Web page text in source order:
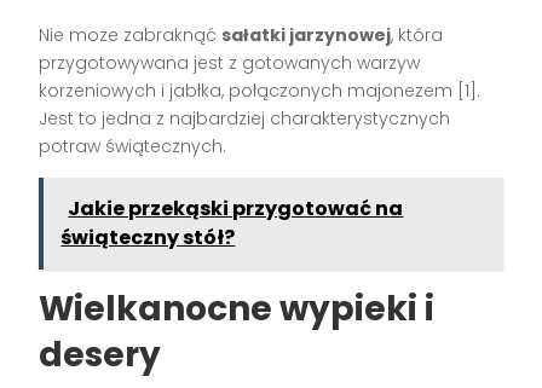
Nie może zabraknąć sałatki jarzynowej, która
przygotowywana jest z gotowanych warzyw
korzeniowych i jabłka, połączonych majonezem [1].
Jest to jedna z najbardziej charakterystycznych
potraw świątecznych.
Jakie przekąski przygotować na
świąteczny stół?
Wielkanocne wypieki i
desery